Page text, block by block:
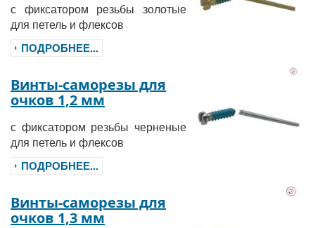
с фиксатором резьбы золотые
для петель и флексов
ПОДРОБНЕЕ...
Винты-саморезы для
очков 1,2 мм
с фиксатором резьбы черненые
для петель и флексов
ПОДРОБНЕЕ...
Винты-саморезы для
очков 1,3 мм